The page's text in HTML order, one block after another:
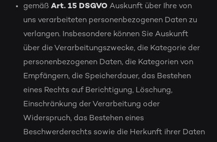
gemäß Art. 15 DSGVO Auskunft über Ihre von
uns verarbeiteten personenbezogenen Daten zu
verlangen. Insbesondere können Sie Auskunft
über die Verarbeitungszwecke, die Kategorie der
personenbezogenen Daten, die Kategorien von
Empfängern, die Speicherdauer, das Bestehen
eines Rechts auf Berichtigung, Löschung,
Einschränkung der Verarbeitung oder
Widerspruch, das Bestehen eines
Beschwerderechts sowie die Herkunft ihrer Daten